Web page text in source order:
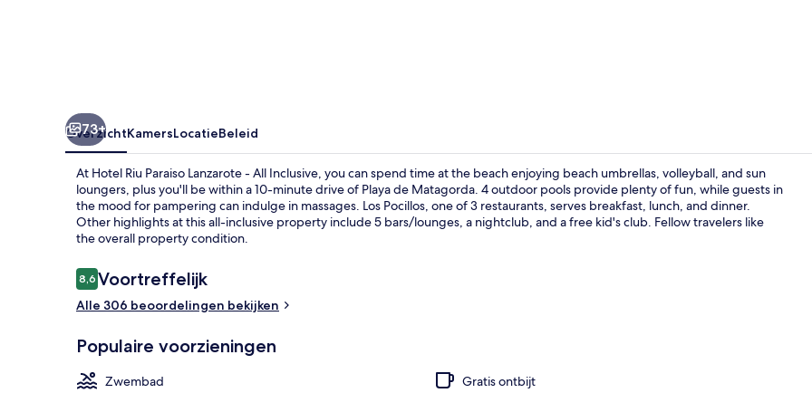
Ingang
73+
OverzichtKamersLocatieBeleid
At Hotel Riu Paraiso Lanzarote - All Inclusive, you can spend time at the beach enjoying beach umbrellas, volleyball, and sun
loungers, plus you'll be within a 10-minute drive of Playa de Matagorda. 4 outdoor pools provide plenty of fun, while guests in
the mood for pampering can indulge in massages. Los Pocillos, one of 3 restaurants, serves breakfast, lunch, and dinner.
Other highlights at this all-inclusive property include 5 bars/lounges, a nightclub, and a free kid's club. Fellow travelers like
the overall property condition.
Beoordelingen
8,68,6 op 10 –
Voortreffelijk
Alle 306 beoordelingen bekijken
Populaire voorzieningen
Zwembad
Gratis ontbijt